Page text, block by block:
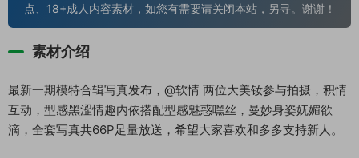
点、18+成人内容素材，如您有需要请关闭本站，另寻。谢谢！
素材介绍
最新一期模特合辑写真发布，@软情 两位大美钕参与拍摄，积情
互动，型感黑涩情趣内依搭配型感魅惑嘿丝，曼妙身姿妩媚欲
滴，全套写真共66P足量放送，希望大家喜欢和多多支持新人。